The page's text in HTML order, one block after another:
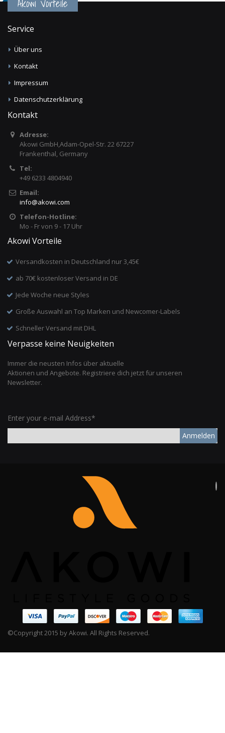
Akowi Vorteile
Service
Über uns
Kontakt
Impressum
Datenschutzerklärung
Kontakt
Adresse:
Akowi GmbH,Adam-Opel-Str. 22 67227
Frankenthal, Germany
Tel:
+49 6233 4804940
Email:
info@akowi.com
Telefon-Hotline:
Mo - Fr von 9 - 17 Uhr
Akowi Vorteile
Versandkosten in Deutschland nur 3,45€
ab 70€ kostenloser Versand in DE
Jede Woche neue Styles
Große Auswahl an Top Marken und Newcomer-Labels
Schneller Versand mit DHL
Verpasse keine Neuigkeiten
Immer die neusten Infos über aktuelle
Aktionen und Angebote. Registriere dich jetzt für unseren
Newsletter.
Enter your e-mail Address*
Anmelden
©Copyright 2015 by Akowi. All Rights Reserved.